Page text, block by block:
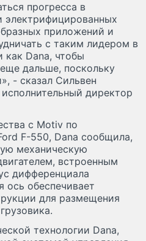
прогресса в
электрифицированных
приложений и
с таким лидером в
как Dana, чтобы
дальше, поскольку
- сказал Сильвен
директор
с Motiv по
F-550, Dana сообщила,
механическую
встроенным
дифференциала
ось обеспечивает
для размещения
технологии Dana,